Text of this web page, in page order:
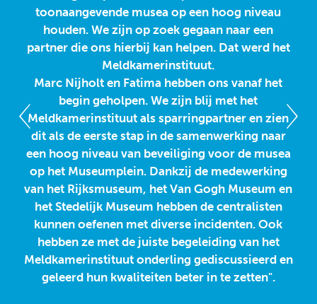
toonaangevende musea op een hoog niveau
houden. We zijn op zoek gegaan naar een
partner die ons hierbij kan helpen. Dat werd het
Meldkamerinstituut.
Marc Nijholt en Fatima hebben ons vanaf het
begin geholpen. We zijn blij met het
Meldkamerinstituut als sparringpartner en zien
dit als de eerste stap in de samenwerking naar
een hoog niveau van beveiliging voor de musea
op het Museumplein. Dankzij de medewerking
van het Rijksmuseum, het Van Gogh Museum en
het Stedelijk Museum hebben de centralisten
kunnen oefenen met diverse incidenten. Ook
hebben ze met de juiste begeleiding van het
Meldkamerinstituut onderling gediscussieerd en
geleerd hun kwaliteiten beter in te zetten".